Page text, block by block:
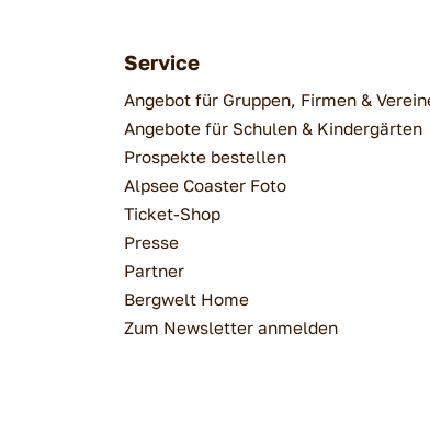
Service
Angebot für Gruppen, Firmen &
Angebote für Schulen & Kindergärten
Prospekte bestellen
Alpsee Coaster Foto
Ticket-Shop
Presse
Partner
Bergwelt Home
Zum Newsletter anmelden